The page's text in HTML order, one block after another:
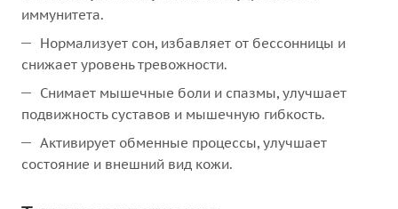
иммунитета.
Нормализует сон, избавляет от бессонницы и
снижает уровень тревожности.
Снимает мышечные боли и спазмы, улучшает
подвижность суставов и мышечную гибкость.
Активирует обменные процессы, улучшает
состояние и внешний вид кожи.